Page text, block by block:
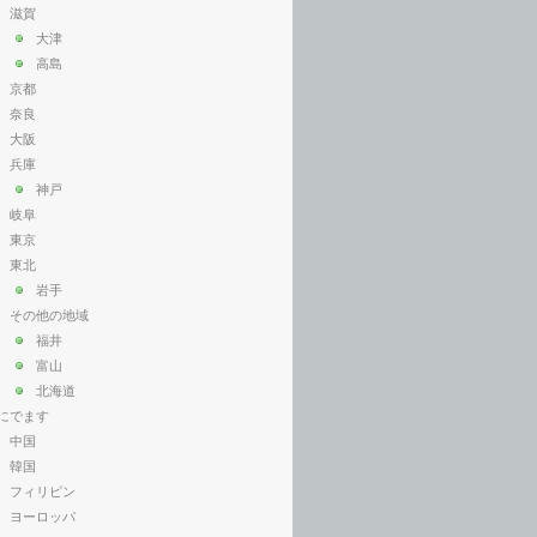
滋賀
大津
高島
京都
奈良
大阪
兵庫
神戸
岐阜
東京
東北
岩手
その他の地域
福井
富山
北海道
でます
中国
韓国
フィリピン
ヨーロッパ